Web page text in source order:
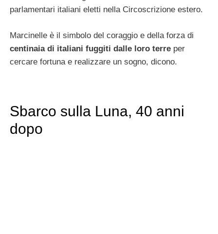
parlamentari italiani eletti nella Circoscrizione estero.
Marcinelle è il simbolo del coraggio e della forza di
centinaia di italiani fuggiti dalle loro terre per
cercare fortuna e realizzare un sogno, dicono.
Sbarco sulla Luna, 40 anni
dopo